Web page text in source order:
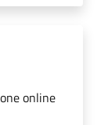
online